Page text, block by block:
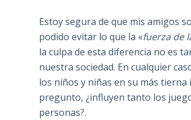
Estoy segura de que mis amigos
podido evitar lo que la «fuerza de
la culpa de esta diferencia no es
nuestra sociedad. En cualquier
los niños y niñas en su más
pregunto, ¿influyen tanto los
personas?.